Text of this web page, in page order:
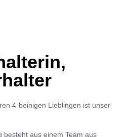
4-beinigen Lieblingen ist unser
besteht aus einem Team aus